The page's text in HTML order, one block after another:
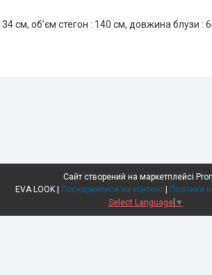
см, обʼєм стегон : 140 см, довжина блузи :
Сайт створений на маркетплейсі
Поскаржитися на контент
Політика
Select Language ▼